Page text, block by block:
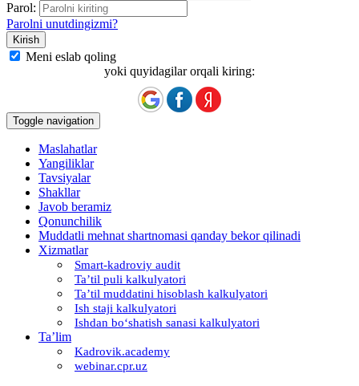
Parol:
Parolni unutdingizmi?
Meni eslab qoling
yoki quyidagilar orqali kiring:
Toggle navigation
Maslahatlar
Yangiliklar
Tavsiyalar
Shakllar
Javob beramiz
Qonunchilik
Muddatli mehnat shartnomasi qanday bekor qilinadi
Xizmatlar
Smart-kadroviy audit
Ta’til puli kalkulyatori
Ta’til muddatini hisoblash kalkulyatori
Ish staji kalkulyatori
Ishdan boʻshatish sanasi kalkulyatori
Ta’lim
Kadrovik.academy
webinar.cpr.uz